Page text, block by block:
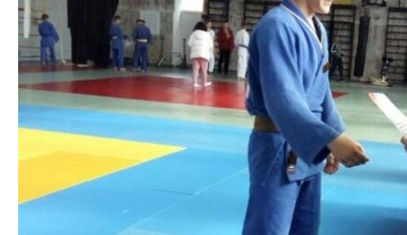
Персональні стипендії мера
та премії «Успішний
педагог» — хто отримає
Предыдущая запись
Правоохоронці
продовжують виявляти
незаконну зброю і
боєприпаси
Следующая запись
Добавить комментарий
Ваш адрес email не будет опубликован.
Обязательные